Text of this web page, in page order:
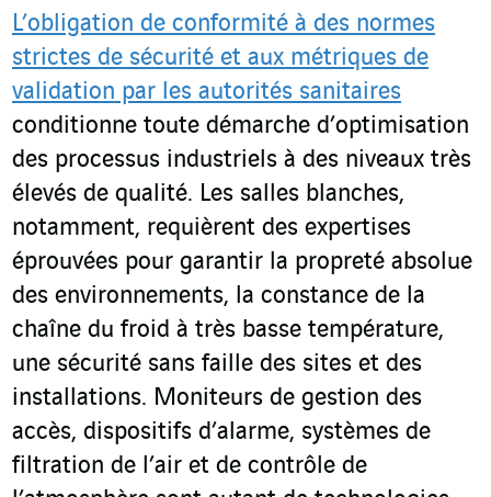
L’obligation de conformité à des normes
strictes de sécurité et aux métriques de
validation par les autorités sanitaires
conditionne toute démarche d’optimisation
des processus industriels à des niveaux très
élevés de qualité. Les salles blanches,
notamment, requièrent des expertises
éprouvées pour garantir la propreté absolue
des environnements, la constance de la
chaîne du froid à très basse température,
une sécurité sans faille des sites et des
installations. Moniteurs de gestion des
accès, dispositifs d’alarme, systèmes de
filtration de l’air et de contrôle de